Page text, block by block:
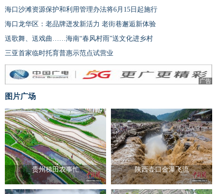
海口沙滩资源保护和利用管理办法将6月15日起施行
海口龙华区：老品牌迸发新活力 老街巷邂逅新体验
送歌舞、送戏曲……海南“春风村雨”送文化进乡村
三亚首家临时托育普惠示范点试营业
广告
图片广场
贵州梯田农事忙 陕西壶口金瀑飞流